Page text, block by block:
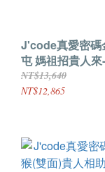
J'code真愛密碼
屯 媽祖招貴人
硬金編織手鍊
NT$13,640
NT$12,865